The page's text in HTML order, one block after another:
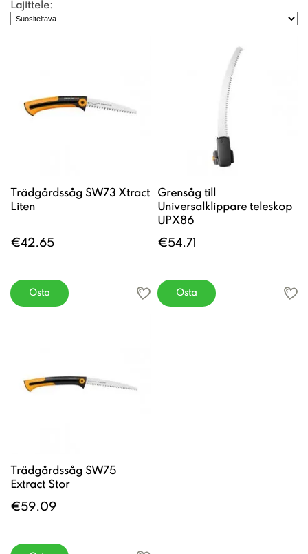
Lajittele:
Trädgårdssåg SW73 Xtract
Liten
€42.65
Osta
Grensåg till
Universalklippare teleskop
UPX86
€54.71
Osta
Trädgårdssåg SW75
Extract Stor
€59.09